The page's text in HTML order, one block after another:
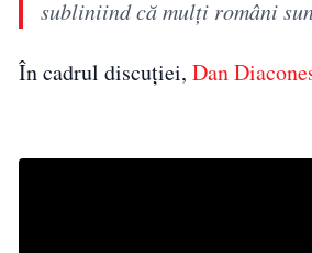
subliniind că mulți români
În cadrul discuției, Dan